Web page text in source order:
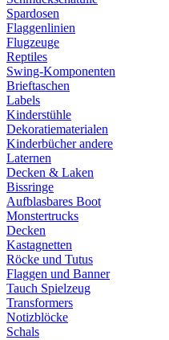
Spardosen
Flaggenlinien
Flugzeuge
Reptiles
Swing-Komponenten
Brieftaschen
Labels
Kinderstühle
Dekoratiematerialen
Kinderbücher andere
Laternen
Decken & Laken
Bissringe
Aufblasbares Boot
Monstertrucks
Decken
Kastagnetten
Röcke und Tutus
Flaggen und Banner
Tauch Spielzeug
Transformers
Notizblöcke
Schals